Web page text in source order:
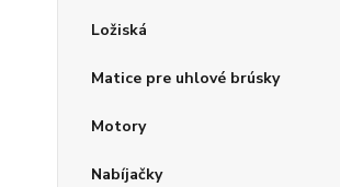
Ložiská
Matice pre uhlové brúsky
Motory
Nabíjačky